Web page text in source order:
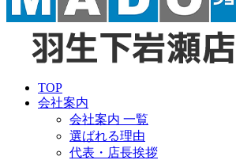
TOP
会社案内
会社案内 一覧
選ばれる理由
代表・店長挨拶